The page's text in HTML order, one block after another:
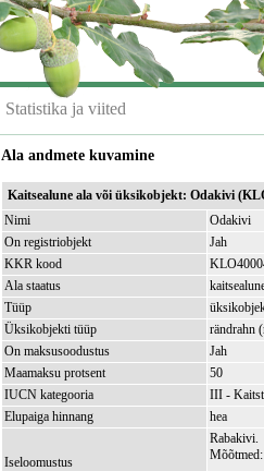
Statistika ja viited
Ala andmete kuvamine
Kaitsealune ala või üksikobjekt: Odakivi
Nimi
Odakivi
On registriobjekt
Jah
KKR kood
Ala staatus
Tüüp
Üksikobjekti tüüp
rändrahn
On maksusoodustus
Jah
Maamaksu protsent
50
IUCN kategooria
III -
Elupaiga hinnang
hea
Iseloomustus
Rabakivi.